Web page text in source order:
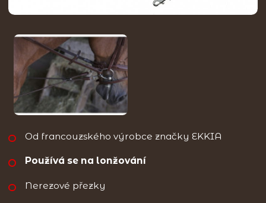
Od francouzského výrobce značky EKKIA
Používá se na lonžování
Nerezové přezky